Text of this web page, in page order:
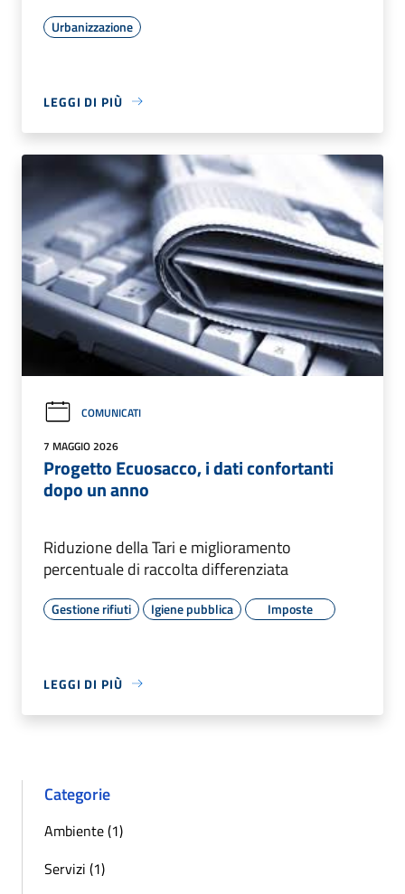
Urbanizzazione
LEGGI DI PIÙ
COMUNICATI
7 MAGGIO 2026
Progetto Ecuosacco, i dati confortanti
dopo un anno
Riduzione della Tari e miglioramento
percentuale di raccolta differenziata
Gestione rifiuti Igiene pubblica Imposte
LEGGI DI PIÙ
Categorie
Ambiente (1)
Servizi (1)